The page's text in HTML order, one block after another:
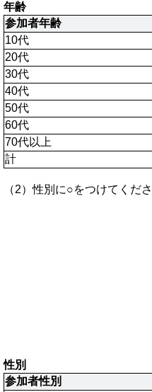
年齢
参加者年齢
10代
20代
30代
40代
50代
60代
70代以上
計
（2）性別に○をつけてくださ
性別
参加者性別